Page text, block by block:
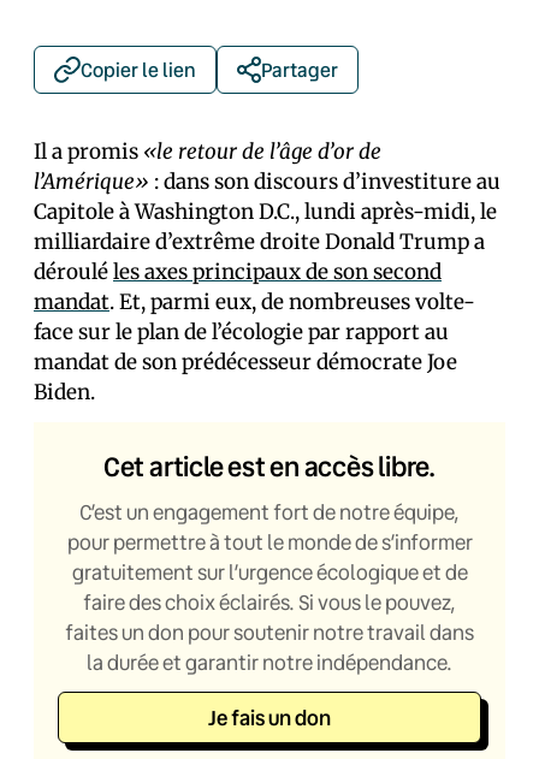
Copier le lien Partager
Il a promis «le retour de l’âge d’or de
l’Amérique» : dans son discours d’investiture au
Capitole à Washington D.C., lundi après-midi, le
milliardaire d’extrême droite Donald Trump a
dérouléles axes principaux de son second
mandat. Et, parmi eux, de nombreuses volte-
face sur le plan de l’écologie par rapport au
mandat de son prédécesseur démocrate Joe
Biden.
Cet article est en accès libre.
C’est un engagement fort de notre équipe,
pour permettre à tout le monde de s’informer
gratuitement sur l’urgence écologique et de
faire des choix éclairés. Si vous le pouvez,
faites un don pour soutenir notre travail dans
la durée et garantir notre indépendance.
Je fais un don